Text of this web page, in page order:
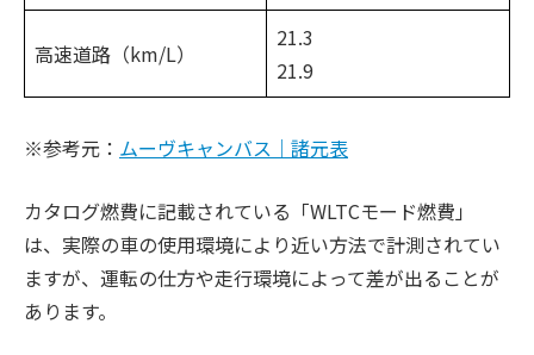
高速道路（km/L）
21.3
21.9
※参考元： ムーヴキャンバス｜諸元表
カタログ燃費に記載されている「WLTCモード燃費」
は、実際の車の使用環境により近い方法で計測されてい
ますが、運転の仕方や走行環境によって差が出ることが
あります。